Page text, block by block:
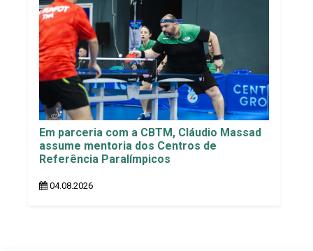
Em parceria com a CBTM, Cláudio Massad
assume mentoria dos Centros de
Referência Paralímpicos
04.08.2026